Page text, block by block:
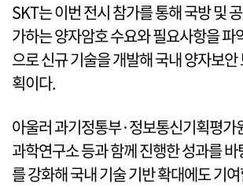
SKT는 이번 전시 참가를 통해 국방 및
가하는 양자암호 수요와 필요사항을 파
으로 신규 기술을 개발해 국내 양자보
획이다.
아울러 과기정통부·정보통신기획평가
과학연구소 등과 함께 진행한 성과를
를 강화해 국내 기술 기반 확대에도 기